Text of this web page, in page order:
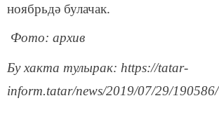
ноябрьдә булачак.
Фото: архив
Бу хакта тулырак: https://tatar-
inform.tatar/news/2019/07/29/190586/